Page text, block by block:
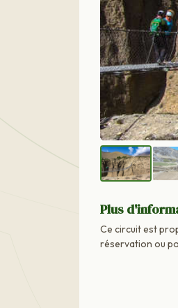
Plus
Ce circuit est
réservation ou